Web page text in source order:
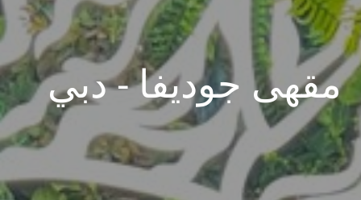
مقهى جوديفا - دبي